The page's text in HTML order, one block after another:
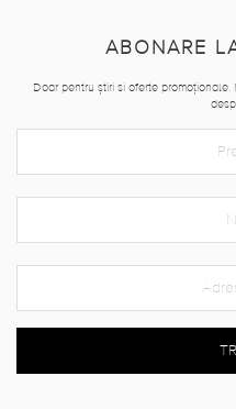
ABONARE
Doar pentru știri si oferte